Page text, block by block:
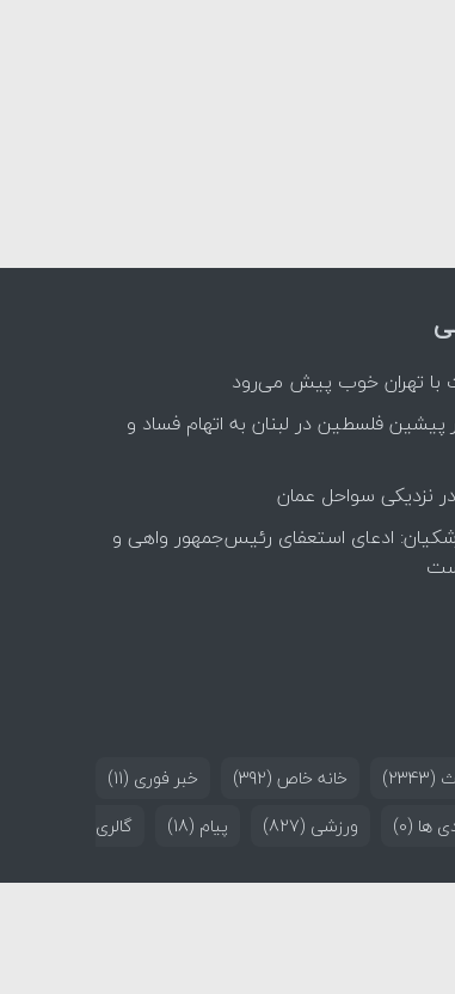
با تهران خوب پیش می‌رود
فلسطین در لبنان به اتهام فساد و
نزدیکی سواحل عمان
ادعای استعفای رئیس‌جمهور واهی و
(2343) خانه خاص (392) خبر فوری (11)
ها (0) ورزشی (827) پیام (18)
گالری